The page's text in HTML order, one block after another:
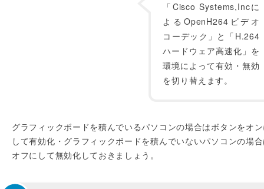
「Cisco Systems,Incに
よるOpenH264ビデオ
コーデック」と「H.264
ハードウェア高速化」を
環境によって有効・無効
を切り替えます。
グラフィックボードを積んでいるパソコンの場合はボタンをオ
して有効化・グラフィックボードを積んでいないパソコンの場
オフにして無効化しておきましょう。